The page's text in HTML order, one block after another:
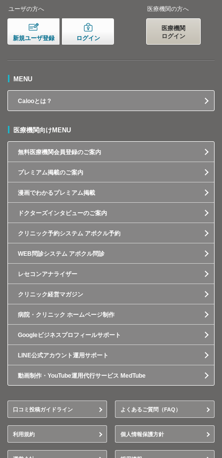
ユーザの方へ
新規ユーザ登録 ログイン
医療機関の方へ
医療機関
ログイン
MENU
Calooとは？
医療機関向けMENU
無料医療機関会員登録のご案内
プレミアム掲載のご案内
漫画でわかるプレミアム掲載
ドクターズインタビューのご案内
クリニック予約システム アポクル予約
WEB問診システム アポクル問診
レセコンアナライザー
クリニック経営マガジン
病院・クリニック ホームページ制作
Googleビジネスプロフィールサポート
LINE公式アカウント運用サポート
動画制作・YouTube運用代行サービス MedTube
口コミ投稿ガイドライン よくあるご質問（FAQ）
利用規約 個人情報保護方針